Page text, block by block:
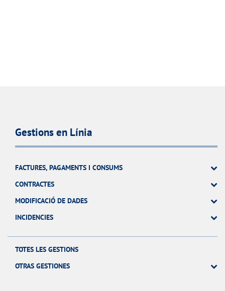
Gestions en Línia
FACTURES, PAGAMENTS I CONSUMS
CONTRACTES
MODIFICACIÓ DE DADES
INCIDENCIES
TOTES LES GESTIONS
OTRAS GESTIONES